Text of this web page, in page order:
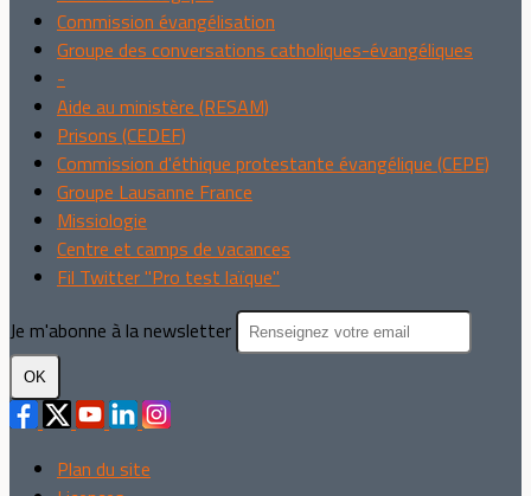
Commission évangélisation
Groupe des conversations catholiques-évangéliques
-
Aide au ministère (RESAM)
Prisons (CEDEF)
Commission d'éthique protestante évangélique (CEPE)
Groupe Lausanne France
Missiologie
Centre et camps de vacances
Fil Twitter "Pro test laïque"
Je m'abonne à la newsletter
OK
Plan du site